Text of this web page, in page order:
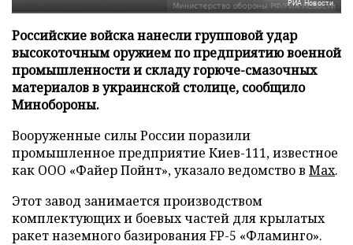
РИА Новости
Российские войска нанесли групповой удар
высокоточным оружием по предприятию военной
промышленности и складу горюче-смазочных
материалов в украинской столице, сообщило
Минобороны.
Вооруженные силы России поразили
промышленное предприятие Киев-111, известное
как ООО «Файер Пойнт», указало ведомство в Max.
Этот завод занимается производством
комплектующих и боевых частей для крылатых
ракет наземного базирования FP-5 «Фламинго».